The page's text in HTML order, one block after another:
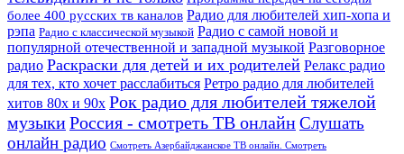
более 400 русских тв каналов Радио для любителей хип-хопа и
рэпа Радио с классической музыкой Радио с самой новой и
популярной отечественной и западной музыкой Разговорное
радио Раскраски для детей и их родителей Релакс радио
для тех, кто хочет расслабиться Ретро радио для любителей
хитов 80х и 90х Рок радио для любителей тяжелой
музыкиРоссия - смотреть ТВ онлайнСлушать
онлайн радио Смотреть Азербайджанское ТВ онлайн. Смотреть